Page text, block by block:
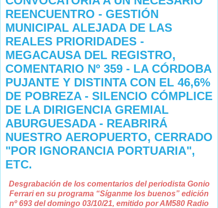
REENCUENTRO - GESTIÓN
MUNICIPAL ALEJADA DE LAS
REALES PRIORIDADES -
MEGACAUSA DEL REGISTRO,
COMENTARIO Nº 359 - LA CÓRDOBA
PUJANTE Y DISTINTA CON EL 46,6%
DE POBREZA - SILENCIO CÓMPLICE
DE LA DIRIGENCIA GREMIAL
ABURGUESADA - REABRIRÁ
NUESTRO AEROPUERTO, CERRADO
"POR IGNORANCIA PORTUARIA",
ETC.
Desgrabación de los comentarios del periodista Gonio
Ferrari en su programa “Síganme los buenos” edición
nº 693 del domingo 03/10/21, emitido por AM580 Radio